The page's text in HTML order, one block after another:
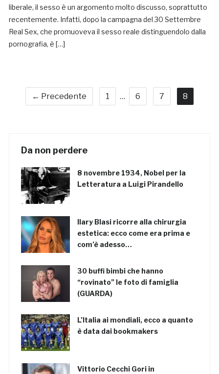
liberale, il sesso è un argomento molto discusso, soprattutto
recentemente. Infatti, dopo la campagna del 30 Settembre
Real Sex, che promuoveva il sesso reale distinguendolo dalla
pornografia, è […]
← Precedente 1 … 6 7 8
Da non perdere
8 novembre 1934, Nobel per la
Letteratura a Luigi Pirandello
Ilary Blasi ricorre alla chirurgia
estetica: ecco come era prima e
com’è adesso…
30 buffi bimbi che hanno
“rovinato” le foto di famiglia
(GUARDA)
L’Italia ai mondiali, ecco a quanto
è data dai bookmakers
Vittorio Cecchi Gori in